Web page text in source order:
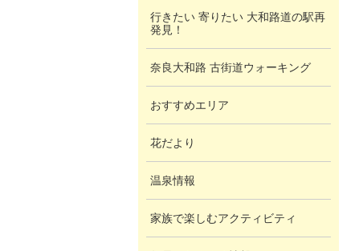
行きたい 寄りたい 大和路道の駅再
発見！
奈良大和路 古街道ウォーキング
おすすめエリア
花だより
温泉情報
家族で楽しむアクティビティ